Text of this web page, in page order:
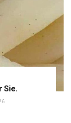
Sie.